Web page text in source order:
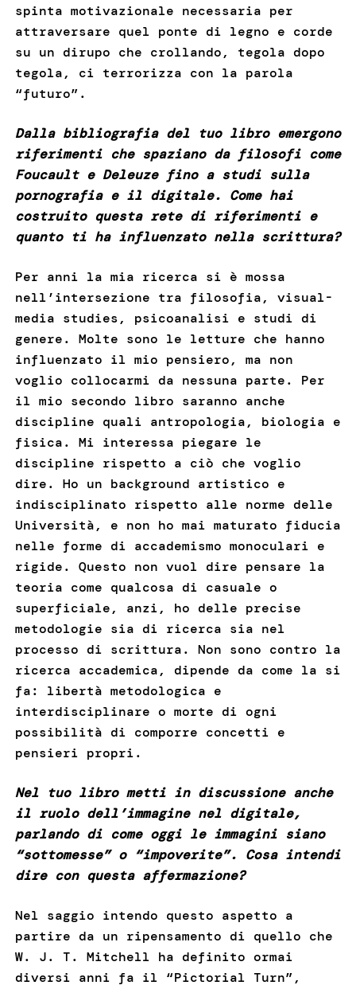
spinta motivazionale necessaria per
attraversare quel ponte di legno e corde
su un dirupo che crollando, tegola dopo
tegola, ci terrorizza con la parola
“futuro”.
Dalla bibliografia del tuo libro emergono
riferimenti che spaziano da filosofi come
Foucault e Deleuze fino a studi sulla
pornografia e il digitale. Come hai
costruito questa rete di riferimenti e
quanto ti ha influenzato nella scrittura?
Per anni la mia ricerca si è mossa
nell’intersezione tra filosofia, visual-
media studies, psicoanalisi e studi di
genere. Molte sono le letture che hanno
influenzato il mio pensiero, ma non
voglio collocarmi da nessuna parte. Per
il mio secondo libro saranno anche
discipline quali antropologia, biologia e
fisica. Mi interessa piegare le
discipline rispetto a ciò che voglio
dire. Ho un background artistico e
indisciplinato rispetto alle norme delle
Università, e non ho mai maturato fiducia
nelle forme di accademismo monoculari e
rigide. Questo non vuol dire pensare la
teoria come qualcosa di casuale o
superficiale, anzi, ho delle precise
metodologie sia di ricerca sia nel
processo di scrittura. Non sono contro la
ricerca accademica, dipende da come la si
fa: libertà metodologica e
interdisciplinare o morte di ogni
possibilità di comporre concetti e
pensieri propri.
Nel tuo libro metti in discussione anche
il ruolo dell’immagine nel digitale,
parlando di come oggi le immagini siano
“sottomesse” o “impoverite”. Cosa intendi
dire con questa affermazione?
Nel saggio intendo questo aspetto a
partire da un ripensamento di quello che
W. J. T. Mitchell ha definito ormai
diversi anni fa il “Pictorial Turn”,